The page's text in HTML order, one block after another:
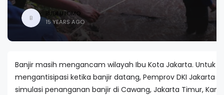
B
BUDI UTOMO
15 YEARS AGO
Banjir masih mengancam wilayah Ibu Kota Jakarta. Untuk
mengantisipasi ketika banjir datang, Pemprov DKI Jakarta
simulasi penanganan banjir di Cawang, Jakarta Timur,